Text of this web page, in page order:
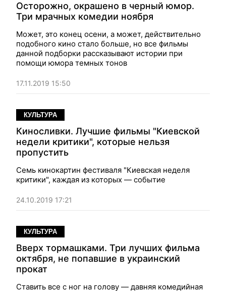
Осторожно, окрашено в черный юмор.
Три мрачных комедии ноября
Может, это конец осени, а может, действительно
подобного кино стало больше, но все фильмы
данной подборки рассказывают истории при
помощи юмора темных тонов
17.11.2019 15:50
КУЛЬТУРА
Киносливки. Лучшие фильмы "Киевской
недели критики", которые нельзя
пропустить
Семь кинокартин фестиваля "Киевская неделя
критики", каждая из которых — событие
24.10.2019 17:21
КУЛЬТУРА
Вверх тормашками. Три лучших фильма
октября, не попавшие в украинский
прокат
Ставить все с ног на голову — давняя комедийная